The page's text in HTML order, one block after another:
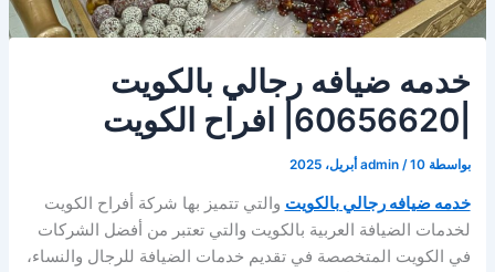
خدمه ضيافه رجالي بالكويت
بواسطة admin /10 أبريل، 2025
خدمه ضيافه رجالي بالكويت والتي تتميز بها شركة أفراح الكويت
لخدمات الضيافة العربية بالكويت والتي تعتبر من أفضل الشركات
في الكويت المتخصصة في تقديم خدمات الضيافة للرجال والنساء،